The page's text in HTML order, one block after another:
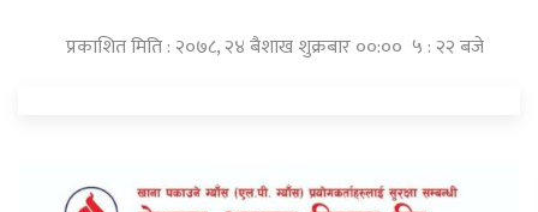
प्रकाशित मिति : २०७८, २४ बैशाख शुक्रबार ००:०० ५ : २२ बजे